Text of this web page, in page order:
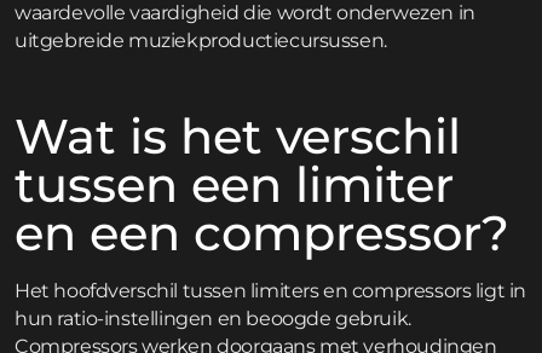
waardevolle vaardigheid die wordt onderwezen in
uitgebreide muziekproductiecursussen.
Wat is het verschil
tussen een limiter
en een compressor?
Het hoofdverschil tussen limiters en compressors ligt in
hun ratio-instellingen en beoogde gebruik.
Compressors werken doorgaans met verhoudingen